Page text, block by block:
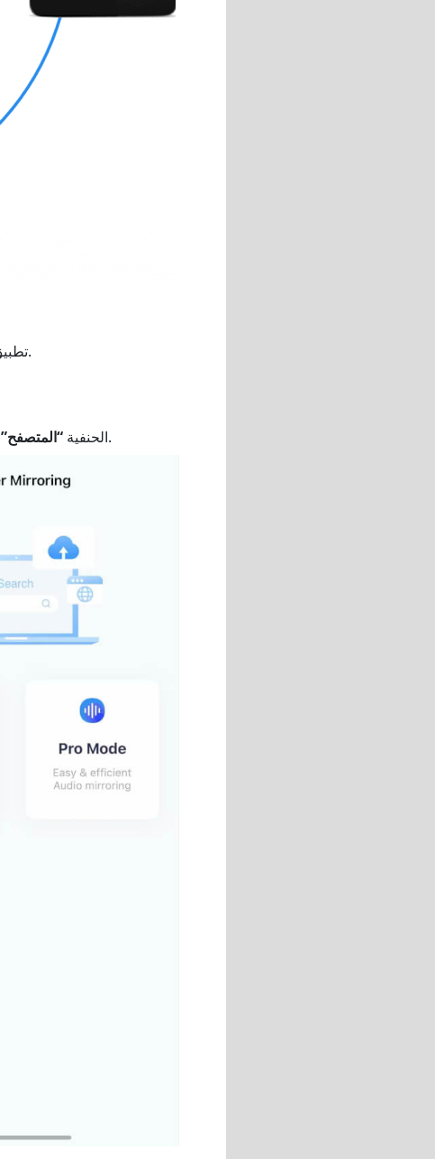
تطبيق على جهاز الآيفون الخاص بك.
الحنفية “المتصفح” (مع دعم صوتي).